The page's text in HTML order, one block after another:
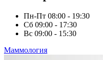
Пн-Пт 08:00 - 19:30
Сб 09:00 - 17:30
Вс 09:00 - 15:30
Маммология